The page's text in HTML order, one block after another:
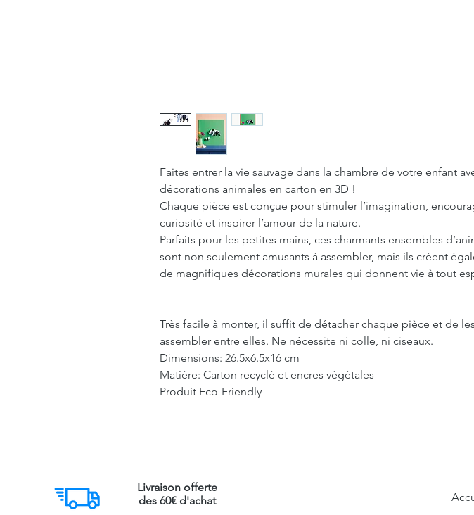
Faites entrer la vie sauvage dans la chambre de votre enfant
décorations animales en carton en 3D !
Chaque pièce est conçue pour stimuler l’imagination,
curiosité et inspirer l’amour de la nature.
Parfaits pour les petites mains, ces charmants ensembles
sont non seulement amusants à assembler, mais ils créent
de magnifiques décorations murales qui donnent vie à tout
Très facile à monter, il suffit de détacher chaque pièce et de les
assembler entre elles. Ne nécessite ni colle, ni ciseaux.
Dimensions: 26.5x6.5x16 cm
Matière: Carton recyclé et encres végétales
Produit Eco-Friendly
Livraison offerte
des 60€ d'achat